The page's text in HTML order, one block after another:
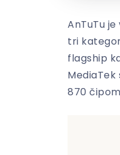
AnTuTu
tri
flagship
870